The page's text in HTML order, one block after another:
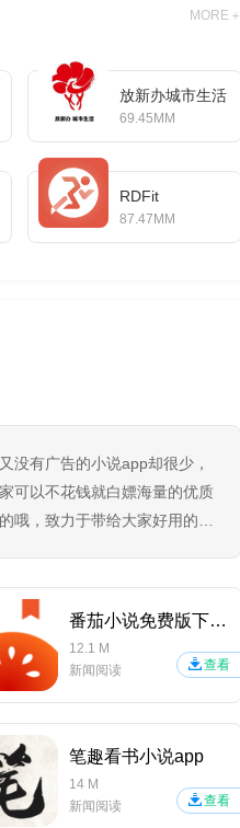
MORE＋
放新办城市生活
69.45MM
RDFit
87.47MM
没有广告的小说app却很少，
可以不花钱就白嫖海量的优质
哦，致力于带给大家好用的追
番茄小说免费版下载安装
12.1 M
新闻阅读
查看
笔趣看书小说app
14 M
新闻阅读
查看